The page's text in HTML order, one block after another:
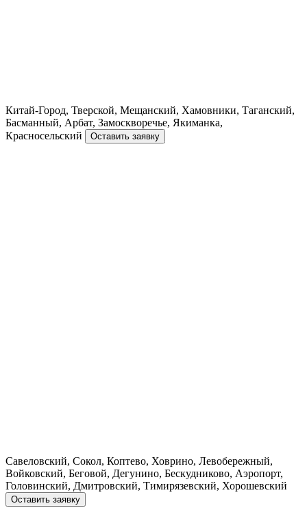
Китай-Город, Тверской, Мещанский, Хамовники, Таганский,
Басманный, Арбат, Замоскворечье, Якиманка,
Красносельский
Оставить заявку
Савеловский, Сокол, Коптево, Ховрино, Левобережный,
Войковский, Беговой, Дегунино, Бескудниково, Аэропорт,
Головинский, Дмитровский, Тимирязевский, Хорошевский
Оставить заявку